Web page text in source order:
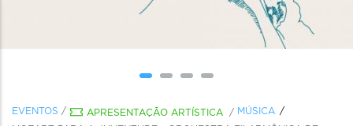
EVENTOS / APRESENTAÇÃO ARTÍSTICA / MÚSICA